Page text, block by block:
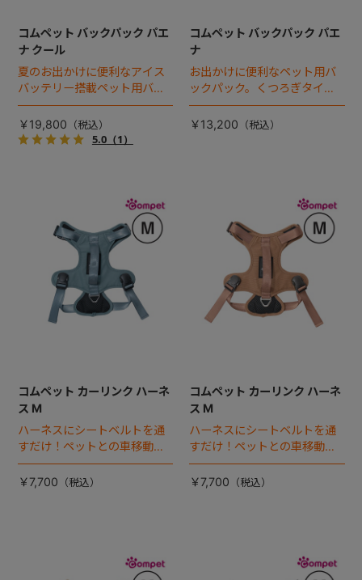
コムペット バックパック パエ
ナ クール
夏のお出かけに便利なアイス
バッテリー搭載ペット用バッ
クパック。くつろぎタイムは
ファスナーを開けるだけであ
っという間にドーム型ハウス
￥19,800
5.0（1）
コムペット バックパック パエ
ナ
お出かけに便利なペット用バ
ックパック。くつろぎタイム
はファスナーを開けるだけで
あっという間にドーム型ハウ
￥13,200
コムペット カーリンク ハーネ
ス M
ハーネスにシートベルトを通
すだけ！ペットとの車移動を
カンタン・快適にする『カー
リンクハーネス』 登場。
￥7,700
コムペット カーリンク ハーネ
ス M
ハーネスにシートベルトを通
すだけ！ペットとの車移動を
カンタン・快適にする『カー
リンクハーネス』 登場。
￥7,700